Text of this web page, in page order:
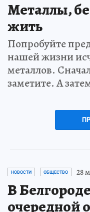
Металлы,
жить
Попробуйте
нашей жизни
металлов.
заметите. А
НОВОСТИ ОБЩЕСТВО 28
В
очередной